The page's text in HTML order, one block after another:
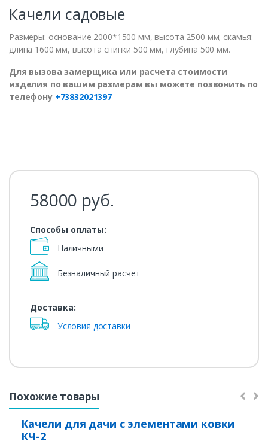
Качели садовые
Размеры: основание 2000*1500 мм, высота 2500 мм; скамья:
длина 1600 мм, высота спинки 500 мм, глубина 500 мм.
Для вызова замерщика или расчета стоимости
изделия по вашим размерам вы можете позвонить по
телефону +73832021397
58000 руб.
Способы оплаты:
Наличными
Безналичный расчет
Доставка:
Условия доставки
Похожие товары
Качели для дачи с элементами ковки
КЧ-2